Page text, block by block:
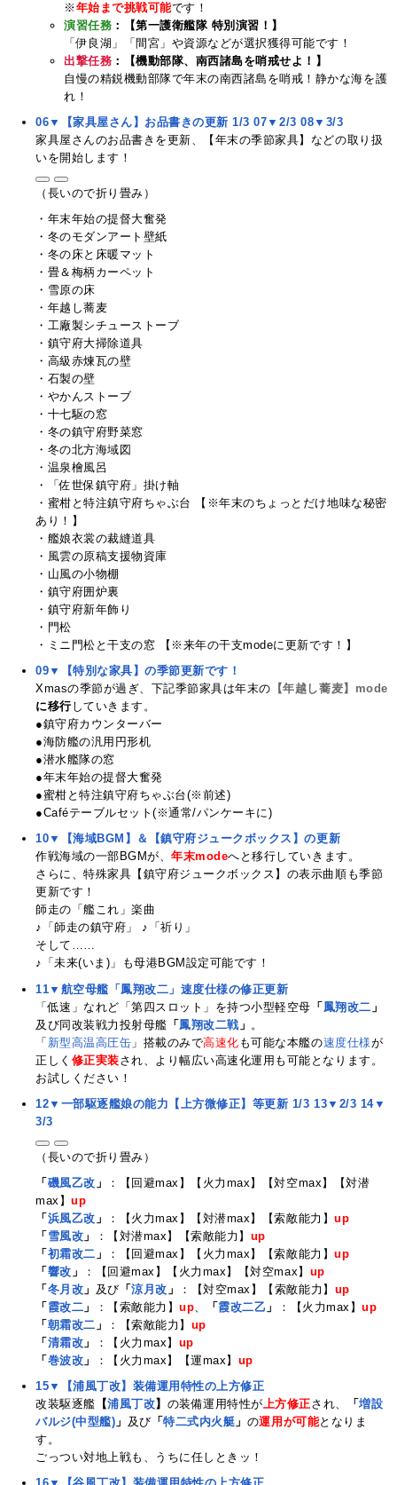
※ 年始まで挑戦可能です！
演習任務 ：【第一護衛艦隊 特別演習！】
「伊良湖」「間宮」や資源などが選択獲得可能です！
出撃任務 ：【機動部隊、南西諸島を哨戒せよ！】
自慢の精鋭機動部隊で年末の南西諸島を哨戒！静かな海を護
れ！
06▼【家具屋さん】お品書きの更新 1/3 07▼2/3 08▼3/3
家具屋さんのお品書きを更新、【年末の季節家具】などの取り扱
いを開始します！
（長いので折り畳み）
・年末年始の提督大奮発
・冬のモダンアート壁紙
・冬の床と床暖マット
・畳＆梅柄カーペット
・雪原の床
・年越し蕎麦
・工廠製シチューストーブ
・鎮守府大掃除道具
・高級赤煉瓦の壁
・石製の壁
・やかんストーブ
・十七駆の窓
・冬の鎮守府野菜窓
・冬の北方海域図
・温泉檜風呂
・「佐世保鎮守府」掛け軸
・蜜柑と特注鎮守府ちゃぶ台 【※年末のちょっとだけ地味な秘密
あり！】
・艦娘衣裳の裁縫道具
・風雲の原稿支援物資庫
・山風の小物棚
・鎮守府囲炉裏
・鎮守府新年飾り
・門松
・ミニ門松と干支の窓 【※来年の干支modeに更新です！】
09▼【特別な家具】の季節更新です！
Xmasの季節が過ぎ、下記季節家具は年末の 【年越し蕎麦】mode
に移行していきます。
●鎮守府カウンターバー
●海防艦の汎用円形机
●潜水艦隊の窓
●年末年始の提督大奮発
●蜜柑と特注鎮守府ちゃぶ台(※前述)
●Caféテーブルセット(※通常/パンケーキに)
10▼【海域BGM】＆【鎮守府ジュークボックス】の更新
作戦海域の一部BGMが、年末modeへと移行していきます。
さらに、特殊家具【鎮守府ジュークボックス】の表示曲順も季節
更新です！
師走の「艦これ」楽曲
♪「師走の鎮守府」 ♪「祈り」
そして……
♪「未来(いま)」も母港BGM設定可能です！
11▼航空母艦「鳳翔改二」速度仕様の修正更新
「低速」なれど「第四スロット」を持つ小型軽空母 「鳳翔改二 」
及び同改装戦力投射母艦 「鳳翔改二戦 」 。
「 新型高温高圧缶 」搭載のみで高速化 も可能な本艦の速度仕様が
正しく 修正実装され、より幅広い高速化運用も可能となります。
お試しください！
12▼一部駆逐艦娘の能力【上方微修正】等更新 1/3 13▼2/3 14▼
3/3
（長いので折り畳み）
「磯風乙改 」
：【回避max】【火力max】【対空max】【対潜
max】up
「浜風乙改 」 ：【火力max】【対潜max】【索敵能力】up
「雪風改 」 ：【対潜max】【索敵能力】 up
「初霜改二 」 ：【回避max】【火力max】【索敵能力】up
「響改 」 ：【回避max】【火力max】【対空max】 up
「冬月改 」 及び 「涼月改 」 ：【対空max】【索敵能力】 up
「霞改二 」 ：【索敵能力】up 「霞改二乙 」 ：【火力max】up
「朝霜改二 」 ：【索敵能力】 up
「清霜改 」 ：【火力max】 up
「巻波改 」 ：【火力max】【運max】 up
15▼【浦風丁改】装備運用特性の上方修正
改装駆逐艦 【浦風丁改】 の装備運用特性が 上方修正され、 「増設
バルジ(中型艦) 」 及び 「特二式内火艇 」 の運用が可能となりま
す。
ごっつい対地上戦も、うちに任しときッ！